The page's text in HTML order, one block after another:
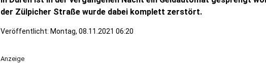
der Zülpicher Straße wurde dabei komplett zerstört.
Veröffentlicht: Montag, 08.11.2021 06:20
Anzeige